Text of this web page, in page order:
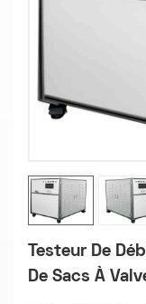
Testeur De
De Sacs À